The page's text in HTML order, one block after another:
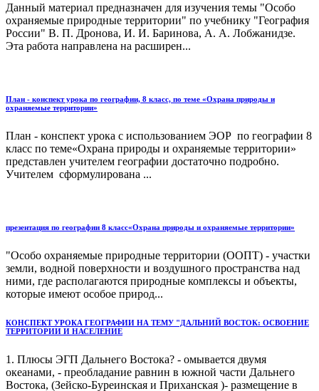
Данный материал предназначен для изучения темы "Особо
охраняемые природные территории" по учебнику "География
России" В. П. Дронова, И. И. Баринова, А. А. Лобжанидзе.
Эта работа направлена на расширен...
План - конспект урока по географии, 8 класс, по теме «Охрана природы и
охраняемые территории»
План - конспект урока с использованием ЭОР по географии 8
класс по теме«Охрана природы и охраняемые территории»
представлен учителем географии достаточно подробно.
Учителем сформулирована ...
презентация по географии 8 класс«Охрана природы и охраняемые территории»
"Особо охраняемые природные территории (ООПТ) - участки
земли, водной поверхности и воздушного пространства над
ними, где располагаются природные комплексы и объекты,
которые имеют особое природ...
КОНСПЕКТ УРОКА ГЕОГРАФИИ НА ТЕМУ "ДАЛЬНИЙ ВОСТОК: ОСВОЕНИЕ
ТЕРРИТОРИИ И НАСЕЛЕНИЕ
1. Плюсы ЭГП Дальнего Востока? - омывается двумя
океанами, - преобладание равнин в южной части Дальнего
Востока, (Зейско-Буреинская и Приханская )- размещение в